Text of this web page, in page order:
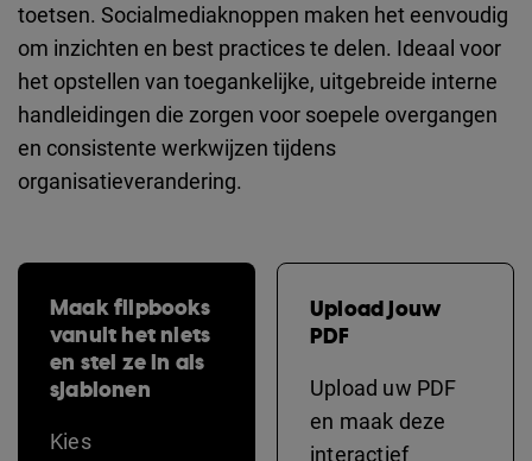
toetsen. Socialmediaknoppen maken het eenvoudig
om inzichten en best practices te delen. Ideaal voor
het opstellen van toegankelijke, uitgebreide interne
handleidingen die zorgen voor soepele overgangen
en consistente werkwijzen tijdens
organisatieverandering.
Maak flipbooks
vanuit het niets
en stel ze in als
sjablonen
Kies
Upload jouw
PDF
Upload uw PDF
en maak deze
interactief